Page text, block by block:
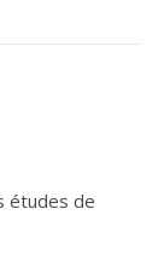
études de